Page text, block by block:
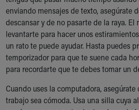
enviando mensajes de texto, asegúrate
descansar y de no pasarte de la raya. El
levantarte para hacer unos
un rato te puede ayudar. Hasta puedes
temporizador para que te suene cada
para recordarte que te debes tomar un
Cuando uses la computadora, asegúrate
trabajo sea cómoda. Usa una silla cuya